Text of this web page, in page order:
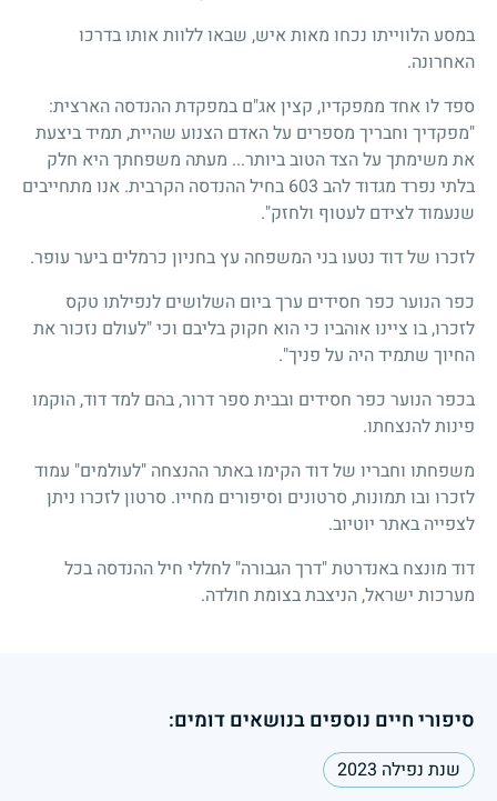
במסע הלווייתו נכחו מאות איש, שבאו ללוות אותו בדרכו
האחרונה.
ספד לו אחד ממפקדיו, קצין אג"ם במפקדת ההנדסה הארצית:
"מפקדיך וחבריך מספרים על האדם הצנוע שהיית, תמיד ביצעת
את משימתך על הצד הטוב ביותר... מעתה משפחתך היא חלק
בלתי נפרד מגדוד להב 603 בחיל ההנדסה הקרבית. אנו מתחייבים
שנעמוד לצידם לעטוף ולחזק".
לזכרו של דוד נטעו בני המשפחה עץ בחניון כרמלים ביער עופר.
כפר הנוער כפר חסידים ערך ביום השלושים לנפילתו טקס
לזכרו, בו ציינו אוהביו כי הוא חקוק בליבם וכי "לעולם נזכור את
החיוך שתמיד היה על פניך".
בכפר הנוער כפר חסידים ובבית ספר דרור, בהם למד דוד, הוקמו
פינות להנצחתו.
משפחתו וחבריו של דוד הקימו באתר ההנצחה "לעולמים" עמוד
לזכרו ובו תמונות, סרטונים וסיפורים מחייו. סרטון לזכרו ניתן
לצפייה באתר יוטיוב.
דוד מונצח באנדרטת "דרך הגבורה" לחללי חיל ההנדסה בכל
מערכות ישראל, הניצבת בצומת חולדה.
סיפורי חיים נוספים בנושאים דומים:
שנת נפילה 2023